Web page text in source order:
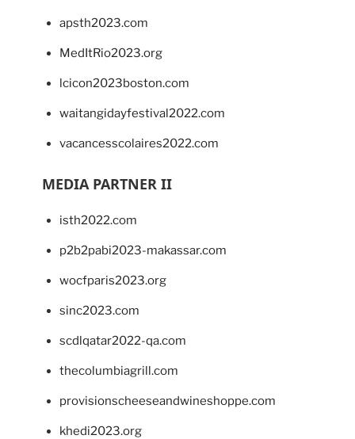
apsth2023.com
MedItRio2023.org
lcicon2023boston.com
waitangidayfestival2022.com
vacancesscolaires2022.com
MEDIA PARTNER II
isth2022.com
p2b2pabi2023-makassar.com
wocfparis2023.org
sinc2023.com
scdlqatar2022-qa.com
thecolumbiagrill.com
provisionscheeseandwineshoppe.com
khedi2023.org